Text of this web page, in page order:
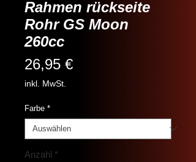
Rahmen rückseite
Rohr GS Moon
260cc
26,95 €Preis
inkl. MwSt.
Farbe *
Anzahl *